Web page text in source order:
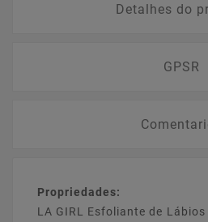
Detalhes do
GPSR
Propriedades:
LA GIRL Esfoliante de